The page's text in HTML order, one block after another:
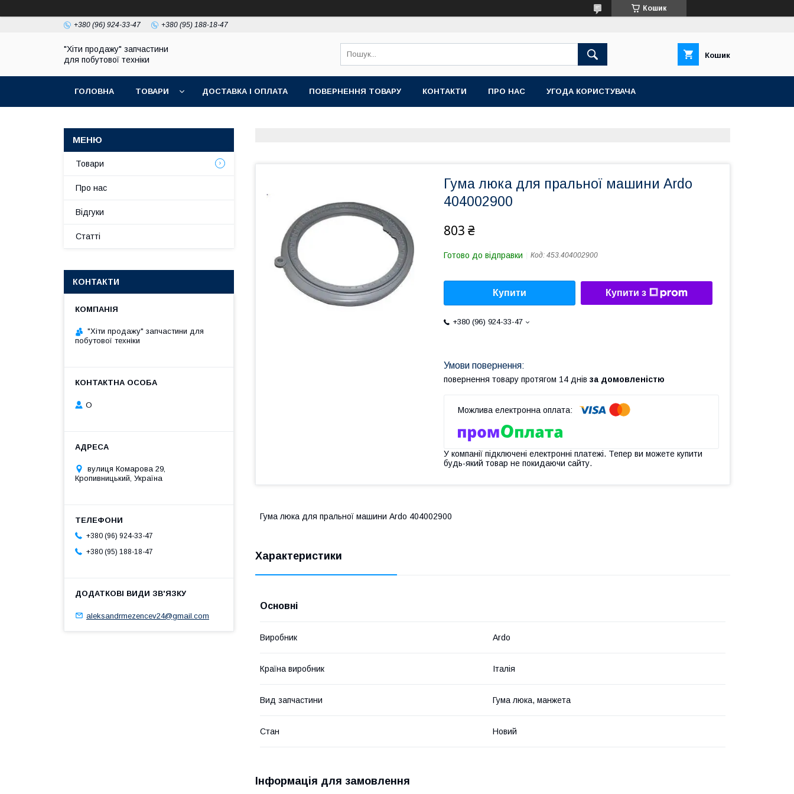
Кошик
+380 (96) 924-33-47 +380 (95) 188-18-47
"Хіти продажу" запчастини
для побутової техніки
Кошик
ГОЛОВНА ТОВАРИ ДОСТАВКА І ОПЛАТА ПОВЕРНЕННЯ ТОВАРУ КОНТАКТИ ПРО НАС УГОДА КОРИСТУВАЧА
Гума люка для пральної машини Ardo
404002900
803 ₴
Готово до відправки Код: 453.404002900
Купити Купити з
+380 (96) 924-33-47
повернення товару протягом 14 днів за домовленістю
У компанії підключені електронні платежі. Тепер ви можете купити
будь-який товар не покидаючи сайту.
Гума люка для пральної машини Ardo 404002900
Характеристики
Основні
Виробник Ardo
Країна виробник Італія
Вид запчастини Гума люка, манжета
Стан Новий
Інформація для замовлення
Товари
Про нас
Відгуки
Статті
КОНТАКТИ
"Хіти продажу" запчастини для
побутової техніки
О
вулиця Комарова 29,
Кропивницький, Україна
+380 (96) 924-33-47
+380 (95) 188-18-47
aleksandrmezencev24@gmail.com